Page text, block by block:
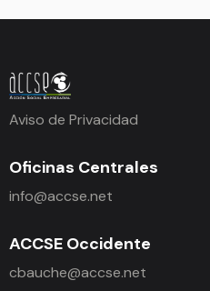
Aviso de Privacidad
Oficinas Centrales
info@accse.net
ACCSE Occidente
cbauche@accse.net